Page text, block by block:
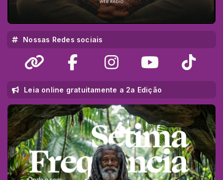
Nossas Redes sociais
Leia online gratuitamente a 2a Edição